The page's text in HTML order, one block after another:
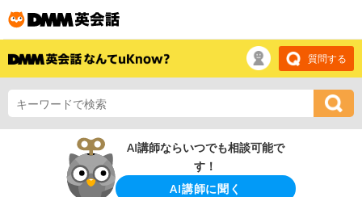
質問する
AI講師ならいつでも相談可能で
す！
AI講師に聞く